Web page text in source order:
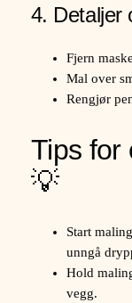
4. Detaljer
Fjern
Mal over
Rengjør
Tips for
💡
Start
unngå
Hold
vegg.